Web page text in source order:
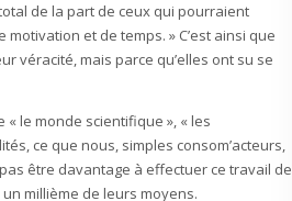
de la part de ceux qui pourraient
et de temps. » C’est ainsi que
véracité, mais parce qu’elles ont su se
« le monde scientifique », « les
ce que nous, simples consom’acteurs,
être davantage à effectuer ce travail de
millième de leurs moyens.